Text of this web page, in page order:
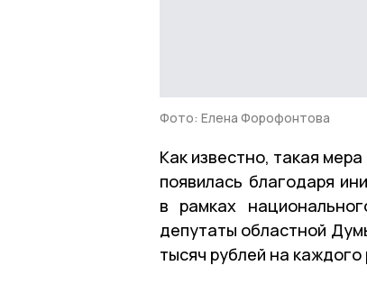
Фото: Елена Форофонтова
Как известно, такая
появилась благодаря
в рамках
депутаты областной
тысяч рублей на каждого